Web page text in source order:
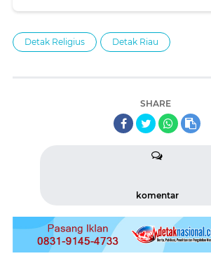
Detak Religius Detak Riau
SHARE
komentar